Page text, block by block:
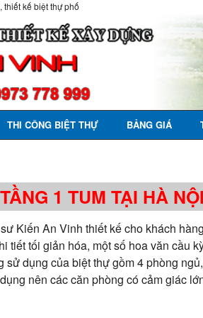
thiết kế biệt thự phố
THI CÔNG BIỆT THỰ BẢNG GIÁ
1 TUM TẠI HÀ NỘI
Kiến An Vinh thiết kế cho khách
tiết tối giản hóa, một số hoa văn cầu
dụng của biệt thự gồm 4 phòng
nên các căn phòng có cảm giác